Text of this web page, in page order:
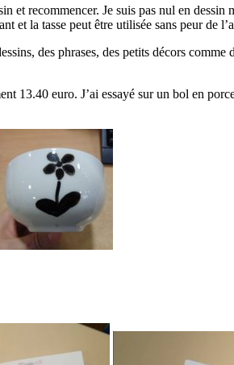
et recommencer. Je suis pas nul en
et la tasse peut être utilisée sans peur de
des phrases, des petits décors
13.40 euro. J’ai essayé sur un bol en